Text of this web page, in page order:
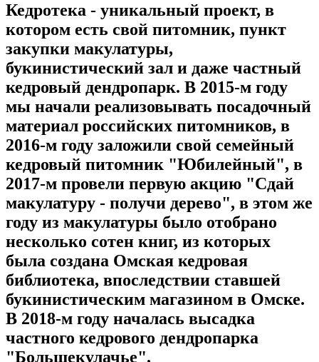
Кедротека - уникальный проект, в
котором есть свой питомник, пункт
закупки макулатуры,
букинистический зал и даже частный
кедровый дендропарк. В 2015-м году
мы начали реализовывать посадочный
материал российских питомников, в
2016-м году заложили свой семейный
кедровый питомник "Юбилейный", в
2017-м провели первую акцию "Сдай
макулатуру - получи дерево", в этом же
году из макулатуры было отобрано
несколько сотен книг, из которых
была создана Омская кедровая
библиотека, впоследствии ставшей
букинистическим магазином в Омске.
В 2018-м году началась высадка
частного кедрового дендропарка
"Большекулачье".